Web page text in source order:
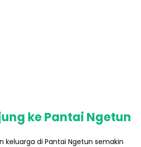
ke Pantai Ngetun
keluarga di Pantai Ngetun semakin